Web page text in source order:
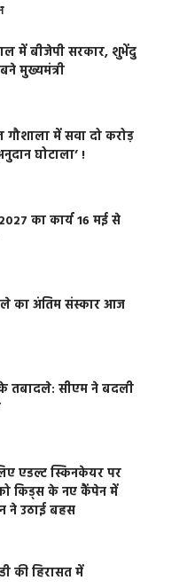
में बीजेपी सरकार, शुभेंदु
मुख्यमंत्री
गौशाला में सवा दो करोड़
घोटाला’ !
का कार्य 16 मई से
का अंतिम संस्कार आज
तबादले: सीएम ने बदली
एडल्ट स्किनकेयर पर
किड्स के नए कैंपेन में
ने उठाई बहस
की हिरासत में